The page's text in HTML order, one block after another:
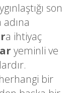
son
a ihtiyaç
yeminli ve
bir